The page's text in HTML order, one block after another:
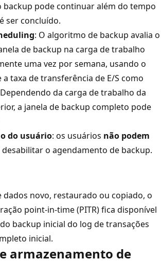
backup pode continuar além do tempo
ser concluído.
: O algoritmo de backup avalia o
de backup na carga de trabalho
uma vez por semana, usando o
a taxa de transferência de E/S como
da carga de trabalho da
a janela de backup completo pode
do usuário: os usuários não podem
o agendamento de backup.
dados novo, restaurado ou copiado, o
point-in-time (PITR) fica disponível
backup inicial do log de transações
inicial.
armazenamento de